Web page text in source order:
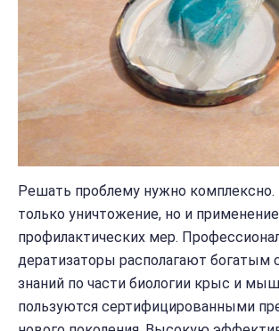
Решать проблему нужно
только уничтожение, но и применение
профилактических мер.
дератизаторы располагают богатым
знаний по части биологии крыс и
пользуются сертифицированными